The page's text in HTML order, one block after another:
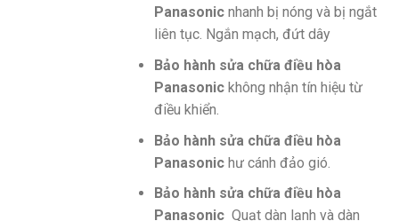
Panasonicnhanh bị nóng và bị ngắt
liên tục. Ngắn mạch, đứt dây
Bảo hành sửa chữa điều hòa
Panasonickhông nhận tín hiệu từ
điều khiển.
Bảo hành sửa chữa điều hòa
Panasonichư cánh đảo gió.
Bảo hành sửa chữa điều hòa
Panasonic Quạt dàn lạnh và dàn